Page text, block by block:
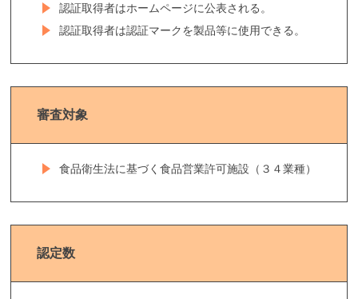
認証取得者はホームページに公表される。
認証取得者は認証マークを製品等に使用できる。
審査対象
食品衛生法に基づく食品営業許可施設（３４業種）
認定数